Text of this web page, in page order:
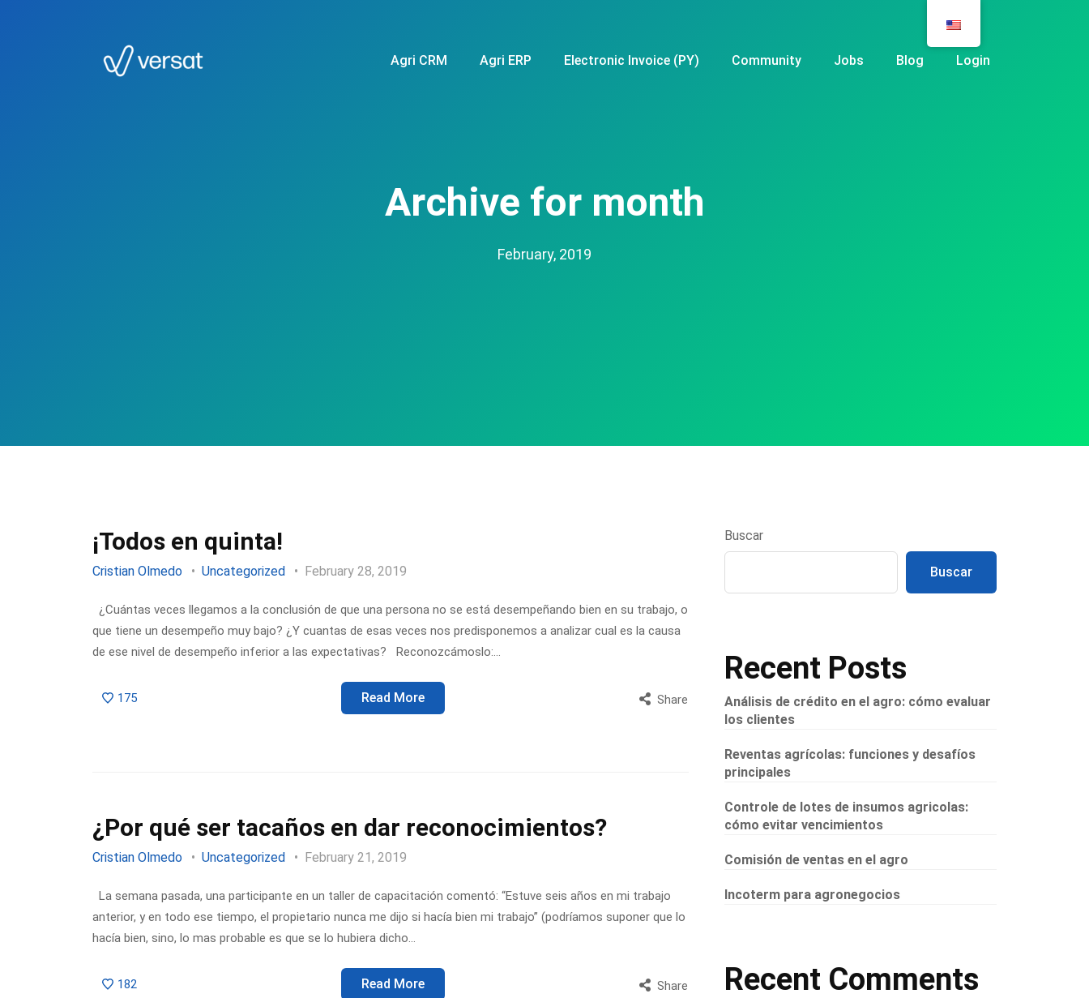
Agri CRM Agri ERP Electronic Invoice (PY) Community Jobs Blog Login
Archive for month
February, 2019
¡Todos en quinta!
Cristian Olmedo Uncategorized February 28, 2019
¿Cuántas veces llegamos a la conclusión de que una persona no se está desempeñando bien en su trabajo, o
que tiene un desempeño muy bajo? ¿Y cuantas de esas veces nos predisponemos a analizar cual es la causa
de ese nivel de desempeño inferior a las expectativas? Reconozcámoslo:…
175 Read More Share
¿Por qué ser tacaños en dar reconocimientos?
Cristian Olmedo Uncategorized February 21, 2019
La semana pasada, una participante en un taller de capacitación comentó: “Estuve seis años en mi trabajo
anterior, y en todo ese tiempo, el propietario nunca me dijo si hacía bien mi trabajo” (podríamos suponer que lo
hacía bien, sino, lo mas probable es que se lo hubiera dicho…
182 Read More Share
Buscar
Buscar
Recent Posts
Análisis de crédito en el agro: cómo evaluar
los clientes
Reventas agrícolas: funciones y desafíos
principales
Controle de lotes de insumos agricolas:
cómo evitar vencimientos
Comisión de ventas en el agro
Incoterm para agronegocios
Recent Comments